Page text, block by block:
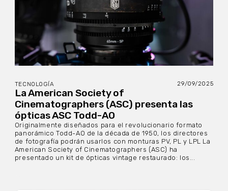
TECNOLOGÍA 29/09/2025
La American Society of
Cinematographers (ASC) presenta las
ópticas ASC Todd-AO
Originalmente diseñados para el revolucionario formato
panorámico Todd-AO de la década de 1950, los directores
de fotografía podrán usarlos con monturas PV, PL y LPL La
American Society of Cinematographers (ASC) ha
presentado un kit de ópticas vintage restaurado: los...